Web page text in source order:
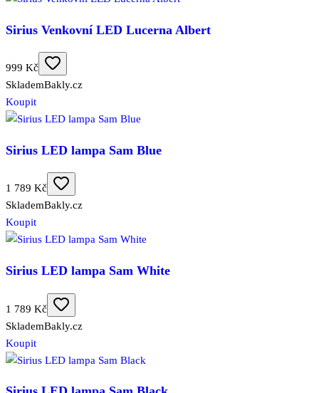
Sirius Venkovní LED Lucerna Albert
999 Kč
SklademBakly.cz
Koupit
Sirius LED lampa Sam Blue
1 789 Kč
SklademBakly.cz
Koupit
Sirius LED lampa Sam White
1 789 Kč
SklademBakly.cz
Koupit